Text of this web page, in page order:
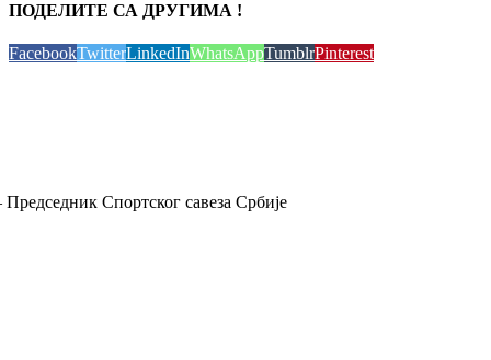
ПОДЕЛИТЕ СА ДРУГИМА !
FacebookTwitterLinkedInWhatsAppTumblrPinterest
Спортског савеза Србије